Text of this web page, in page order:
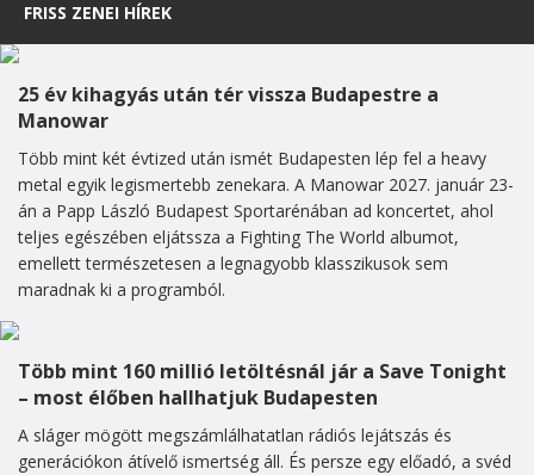
FRISS ZENEI HÍREK
25 év kihagyás után tér vissza Budapestre a
Manowar
Több mint két évtized után ismét Budapesten lép fel a heavy
metal egyik legismertebb zenekara. A Manowar 2027. január 23-
án a Papp László Budapest Sportarénában ad koncertet, ahol
teljes egészében eljátssza a Fighting The World albumot,
emellett természetesen a legnagyobb klasszikusok sem
maradnak ki a programból.
Több mint 160 millió letöltésnál jár a Save Tonight
– most élőben hallhatjuk Budapesten
A sláger mögött megszámlálhatatlan rádiós lejátszás és
generációkon átívelő ismertség áll. És persze egy előadó, a svéd